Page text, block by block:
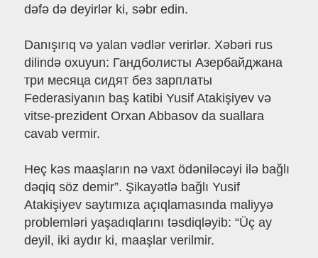
dəfə də deyirlər ki, səbr edin.
Danışırıq və yalan vədlər verirlər. Xəbəri rus
dilində oxuyun: Гандболисты Азербайджана
три месяца сидят без зарплаты
Federasiyanın baş katibi Yusif Atakişiyev və
vitse-prezident Orxan Abbasov da suallara
cavab vermir.
Heç kəs maaşların nə vaxt ödəniləcəyi ilə bağlı
dəqiq söz demir”. Şikayətlə bağlı Yusif
Atakişiyev saytımıza açıqlamasında maliyyə
problemləri yaşadıqlarını təsdiqləyib: “Üç ay
deyil, iki aydır ki, maaşlar verilmir.